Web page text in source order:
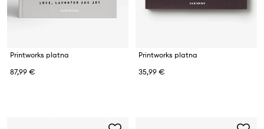
Printworks platna
87,99 €
Printworks platna
35,99 €